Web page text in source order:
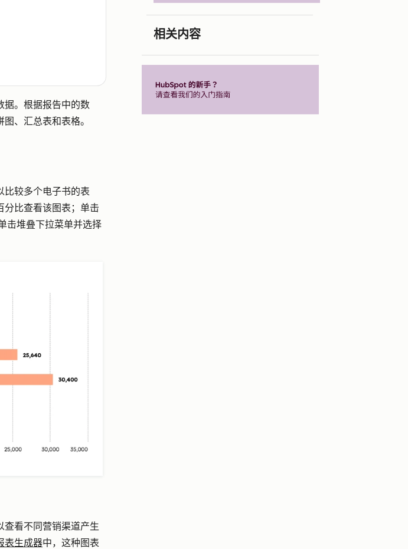
据。根据报告中的数
、汇总表和表格。
比较多个电子书的表
分比查看该图表；单击
击堆叠下拉菜单并选择
查看不同营销渠道产生
表生成器中，这种图表
相关内容